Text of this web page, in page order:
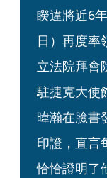
睽違將近6
日）再度率
立法院拜會
駐捷克大使
暐瀚在臉書
印證，直言
恰恰證明了